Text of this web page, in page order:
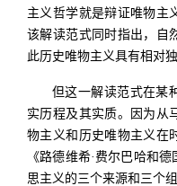
主义哲学就是辩证唯物主
该解读范式同时指出，自
此历史唯物主义具有相对独
但这一解读范式在某
实历程及其实质。因为从
物主义和历史唯物主义在
《路德维希·费尔巴哈和
思主义的三个来源和三个